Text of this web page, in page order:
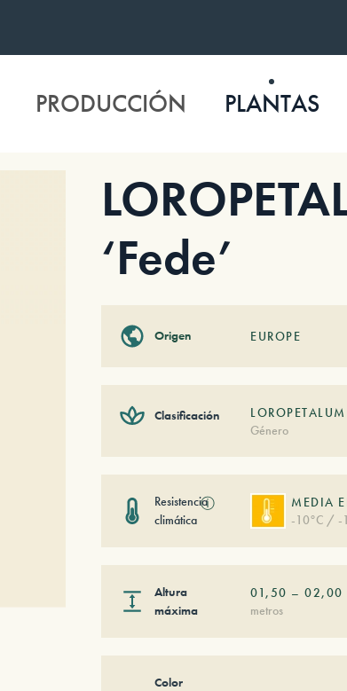
PRODUCCIÓN PLANTAS
‘Fede’
Origen EUROPE
Clasificación
LOROPETALUM
Género
Resistencia
climática
ⓘ
MEDIA
-10°C / -
Altura
máxima
01,50 –02,00
metros
Color